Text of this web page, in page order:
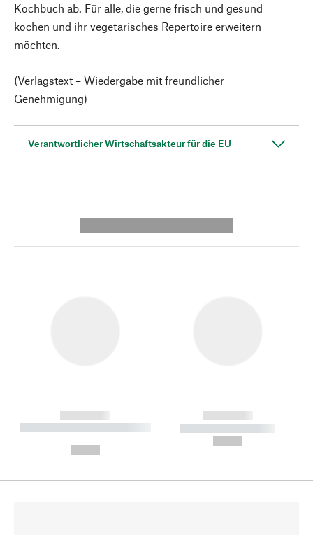
Kochbuch ab. Für alle, die gerne frisch und gesund
kochen und ihr vegetarisches Repertoire erweitern
möchten.
(Verlagstext – Wiedergabe mit freundlicher
Genehmigung)
Verantwortlicher Wirtschaftsakteur für die EU
------------
----------- ----------- --------
------------
----------- -----------